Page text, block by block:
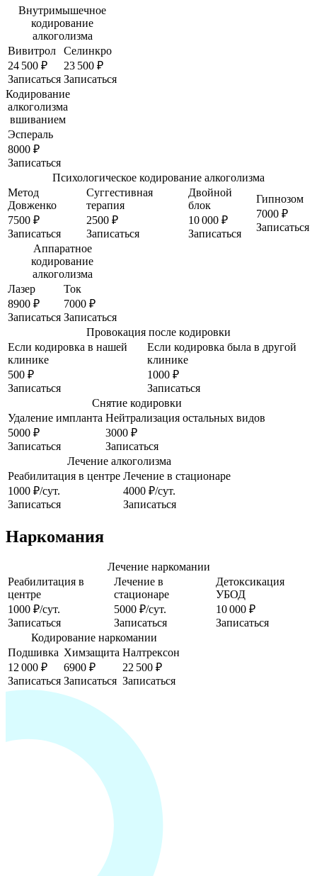
Внутримышечное
кодирование
алкоголизма
Вивитрол
24 500 ₽
Записаться
Селинкро
23 500 ₽
Записаться
Кодирование
алкоголизма
вшиванием
Эспераль
8000 ₽
Записаться
Психологическое кодирование алкоголизма
Метод
Довженко
7500 ₽
Записаться
Суггестивная
терапия
2500 ₽
Записаться
Двойной
блок
10 000 ₽
Записаться
Гипнозом
7000 ₽
Записаться
Аппаратное
кодирование
алкоголизма
Лазер
8900 ₽
Записаться
Ток
7000 ₽
Записаться
Провокация после кодировки
Если кодировка в нашей
клинике
500 ₽
Записаться
Если кодировка была в другой
клинике
1000 ₽
Записаться
Снятие кодировки
Удаление импланта
5000 ₽
Записаться
Нейтрализация остальных видов
3000 ₽
Записаться
Лечение алкоголизма
Реабилитация в центре
1000 ₽/сут.
Записаться
Лечение в стационаре
4000 ₽/сут.
Записаться
Наркомания
Лечение наркомании
Реабилитация в
центре
1000 ₽/сут.
Записаться
Лечение в
стационаре
5000 ₽/сут.
Записаться
Детоксикация
УБОД
10 000 ₽
Записаться
Кодирование наркомании
Подшивка
12 000 ₽
Записаться
Химзащита
6900 ₽
Записаться
Налтрексон
22 500 ₽
Записаться